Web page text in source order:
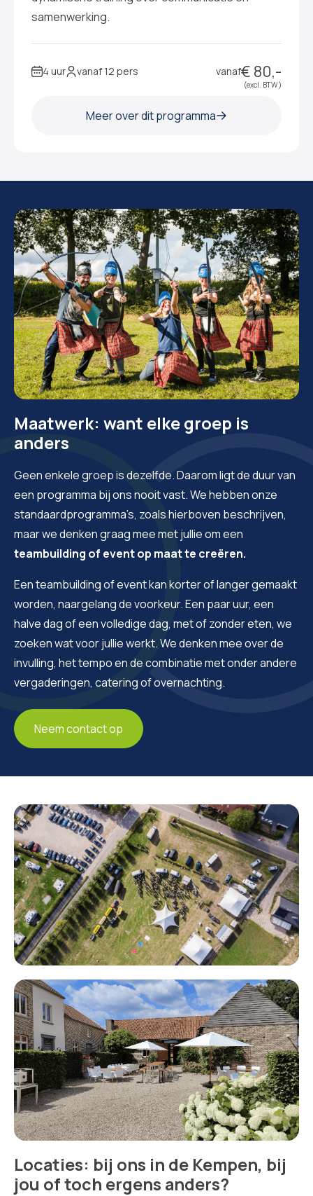
samenwerking.
4 uur vanaf 12 pers vanaf€ 80,-
(excl. BTW )
Meer over dit programma
Maatwerk: want elke groep is
anders
Geen enkele groep is dezelfde. Daarom ligt de duur van
een programma bij ons nooit vast. We hebben onze
standaardprogramma’s, zoals hierboven beschrijven,
maar we denken graag mee met jullie om een
teambuilding of event op maat te creëren.
Een teambuilding of event kan korter of langer gemaakt
worden, naargelang de voorkeur. Een paar uur, een
halve dag of een volledige dag, met of zonder eten, we
zoeken wat voor jullie werkt. We denken mee over de
invulling, het tempo en de combinatie met onder andere
vergaderingen, catering of overnachting.
Neem contact op
Locaties: bij ons in de Kempen, bij
jou of toch ergens anders?